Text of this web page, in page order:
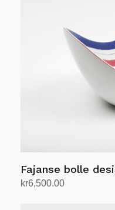
Fajanse bolle
kr6,500.00